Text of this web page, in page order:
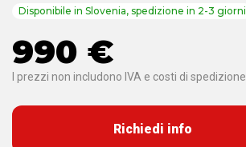
Disponibile in Slovenia, spedizione in 2-3 giorni
990 €
I prezzi non includono IVA e costi di spedizione
Richiedi info